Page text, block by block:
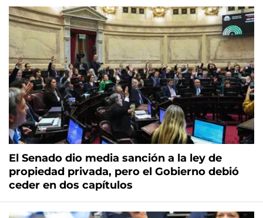
El Senado dio media sanción a la ley de
propiedad privada, pero el Gobierno debió
ceder en dos capítulos